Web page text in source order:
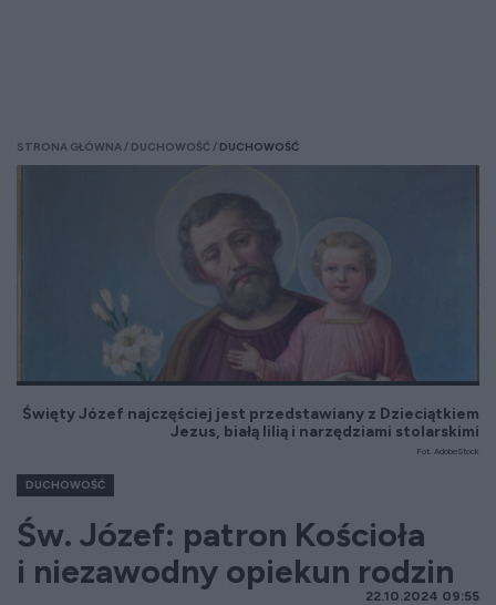
STRONA GŁÓWNA DUCHOWOŚĆ DUCHOWOŚĆ
Święty Józef najczęściej jest przedstawiany z Dzieciątkiem
Jezus, białą lilią i narzędziami stolarskimi
Fot. AdobeStock
DUCHOWOŚĆ
Św. Józef: patron Kościoła
i niezawodny opiekun rodzin
22.10.2024 09:55